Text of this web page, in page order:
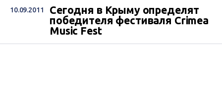
10.09.2011
Сегодня в Крыму определят
победителя фестиваля Crimea
Music Fest